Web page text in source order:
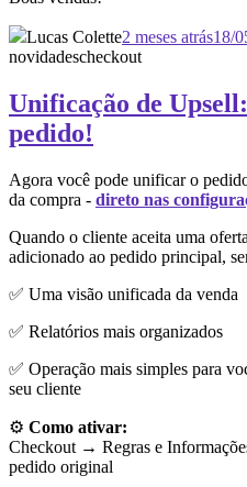
Lucas Colette2 meses atrás18/
novidadescheckout
Unificação de
pedido!
Agora você pode unificar o
da compra - direto nas
Quando o cliente aceita uma
adicionado ao pedido principal,
✅ Uma visão unificada da venda
✅ Relatórios mais organizados
✅ Operação mais simples para
seu cliente
⚙️ Como ativar:
Checkout → Regras e
pedido original